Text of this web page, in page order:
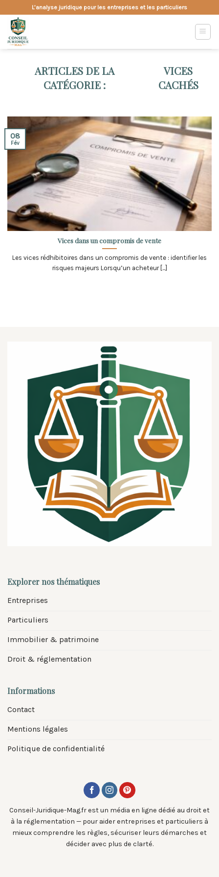
to
content
L’analyse juridique pour les entreprises et les particuliers
VICES
CACHÉS
Vices dans un compromis de vente
Les vices rédhibitoires dans un compromis de vente : identifier les
risques majeurs Lorsqu’un acheteur [...]
08
Fév
Explorer nos thématiques
Entreprises
Particuliers
Immobilier & patrimoine
Droit & réglementation
Informations
Contact
Mentions légales
Politique de confidentialité
Conseil-Juridique-Mag.fr est un média en ligne dédié au droit et
à la réglementation — pour aider entreprises et particuliers à
mieux comprendre les règles, sécuriser leurs démarches et
décider avec plus de clarté.